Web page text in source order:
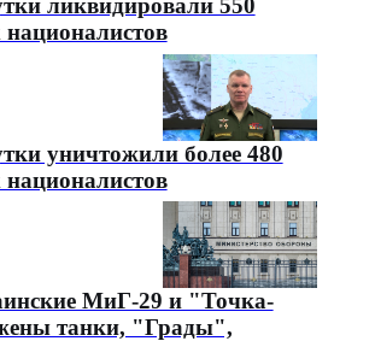
ликвидировали 550
уничтожили более 480
МиГ-29 и "Точка-
танки, "Грады",